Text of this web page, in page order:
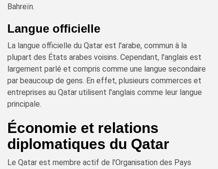
Bahreïn.
Langue officielle
La langue officielle du Qatar est l'arabe, commun à la
plupart des États arabes voisins. Cependant, l'anglais est
largement parlé et compris comme une langue secondaire
par beaucoup de gens. En effet, plusieurs commerces et
entreprises au Qatar utilisent l'anglais comme leur langue
principale.
Économie et relations
diplomatiques du Qatar
Le Qatar est membre actif de l'Organisation des Pays